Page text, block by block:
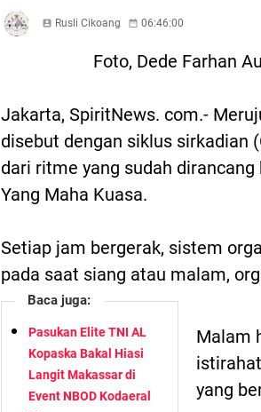
Rusli Cikoang 06:46:00
Foto, Dede Farhan
Jakarta, SpiritNews. com.-
disebut dengan siklus sirkadian
dari ritme yang sudah
Yang Maha Kuasa.
Setiap jam bergerak, sistem
pada saat siang atau malam,
Baca juga:
Pasukan Elite TNI AL
Kopaska Bakal Hiasi
Langit Makassar di
Event NBOD Kodaeral
Malam
yang